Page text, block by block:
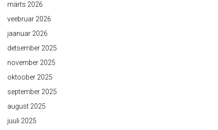
märts 2026
veebruar 2026
jaanuar 2026
detsember 2025
november 2025
oktoober 2025
september 2025
august 2025
juuli 2025